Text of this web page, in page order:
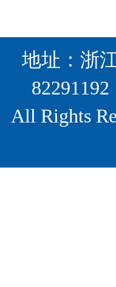
地址：浙
All Rights